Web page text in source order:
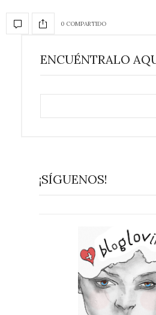
0 COMPARTIDO
ENCUÉNTRALO
¡SÍGUENOS!